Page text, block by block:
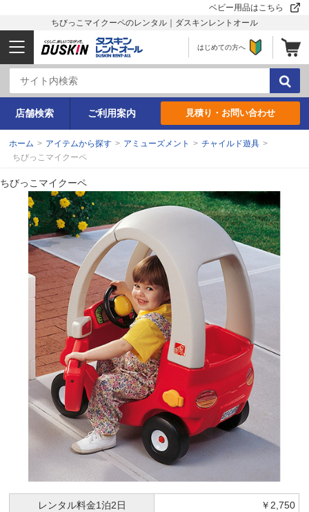
ベビー用品はこちら
ちびっこマイクーペのレンタル｜ダスキンレントオール
はじめての方へ
店舗検索 ご利用案内 見積り・お問い合わせ
ホーム > アイテムから探す > アミューズメント > チャイルド遊具 >
ちびっこマイクーペ
ちびっこマイクーペ
レンタル料金1泊2日 ￥2,750